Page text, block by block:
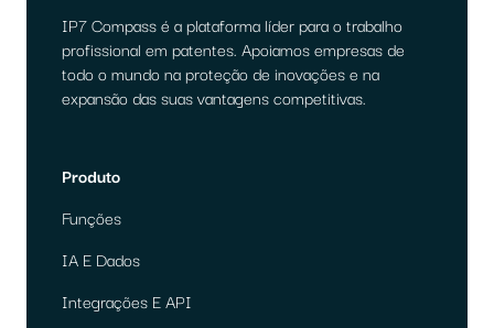
IP7 Compass é a plataforma líder para o trabalho
profissional em patentes. Apoiamos empresas de
todo o mundo na proteção de inovações e na
expansão das suas vantagens competitivas.
Produto
Funções
IA E Dados
Integrações E API